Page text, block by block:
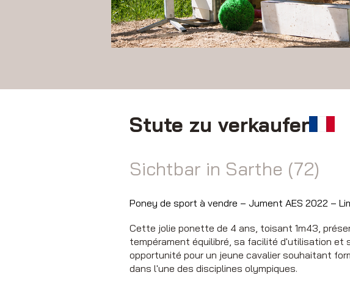
Stute zu verkaufen
Sichtbar in Sarthe (72)
Poney de sport à vendre – Jument AES 2022 –
Cette jolie ponette de 4 ans, toisant 1m43,
tempérament équilibré, sa facilité d'utilisation et
opportunité pour un jeune cavalier souhaitant
dans l'une des disciplines olympiques.